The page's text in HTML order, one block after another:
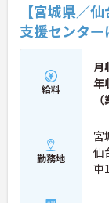
【宮城県／
支援センタ
給料
月
年
勤務地
宮
仙
車